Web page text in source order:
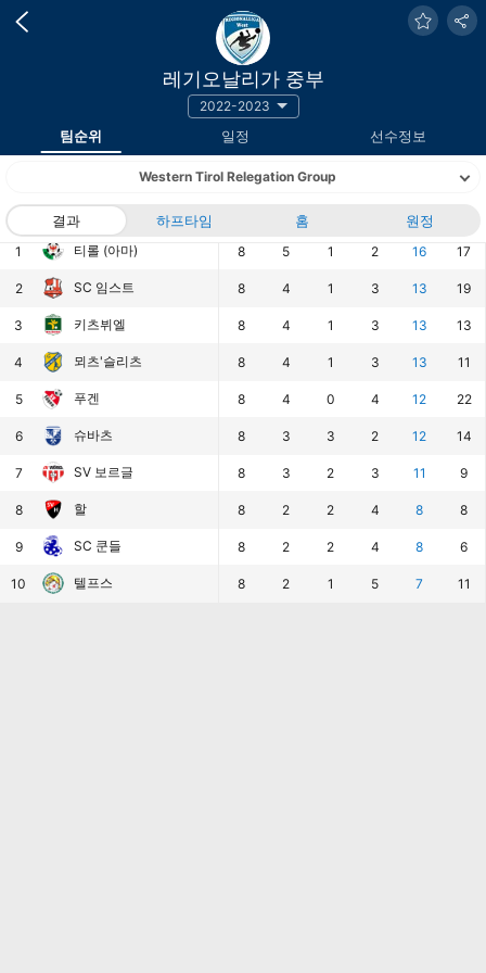
레기오날리가 중부
2022-2023
팀순위 일정 선수정보
Western Tirol Relegation Group
결과 하프타임 홈 원정
랭킹 팀
1 티롤 (아마)
2 SC 임스트
3 키츠뷔엘
4 뫼츠'슬리츠
5 푸겐
6 슈바츠
7 SV 보르글
8 할
9 SC 쿤들
10 텔프스
승점
8 5 1 2 16 17
8 4 1 3 13 19
8 4 1 3 13 13
8 4 1 3 13 11
8 4 0 4 12 22
8 3 3 2 12 14
8 3 2 3 11 9
8 2 2 4 8 8
8 2 2 4 8 6
8 2 1 5 7 11